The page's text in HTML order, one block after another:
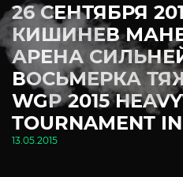
26 СЕНТЯБРЯ
КИШИНЕВ
АРЕНА
ВОСЬМЕРКА
WGP 2015
TOURNAMENT
13.05.2015